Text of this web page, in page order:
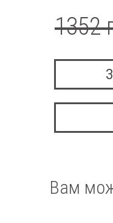
1352
Вам